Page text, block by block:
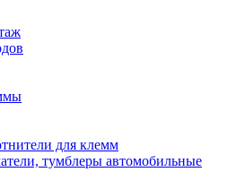
для клемм
тумблеры автомобильные